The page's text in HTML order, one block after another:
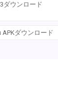
ダウンロード
APKダウンロード